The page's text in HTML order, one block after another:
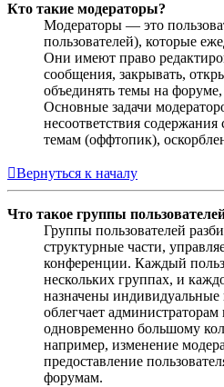
Кто такие модераторы?
Модераторы — это
пользователей), которые
Они имеют право
сообщения, закрывать,
объединять темы на
Основные задачи
несоответствия
темам (оффтопик),
Вернуться к началу
Что такое группы
Группы пользователей
структурные части,
конференции. Каждый
нескольких группах, и
назначены индивидуальные
облегчает администраторам
одновременно большому
например, изменение
предоставление
форумам.